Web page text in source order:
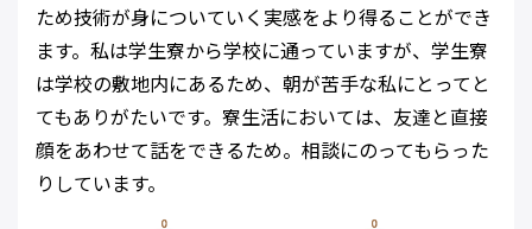
ため技術が身についていく実感をより得ることができ
ます。私は学生寮から学校に通っていますが、学生寮
は学校の敷地内にあるため、朝が苦手な私にとってと
てもありがたいです。寮生活においては、友達と直接
顔をあわせて話をできるため。相談にのってもらった
りしています。